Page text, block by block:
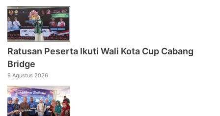
Ratusan Peserta Ikuti Wali Kota Cup Cabang
Bridge
9 Agustus 2026